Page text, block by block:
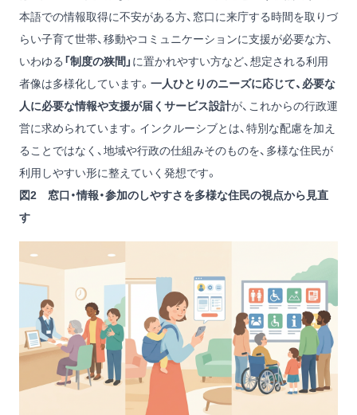
本語での情報取得に不安がある方、窓口に来庁する時間を取りづ
らい子育て世帯、移動やコミュニケーションに支援が必要な方、
いわゆる 「制度の狭間」 に置かれやすい方など、想定される利用
者像は多様化しています。 一人ひとりのニーズに応じて、必要な
人に必要な情報や支援が届くサービス設計が、これからの行政運
営に求められています。インクルーシブとは、特別な配慮を加え
ることではなく、地域や行政の仕組みそのものを、多様な住民が
利用しやすい形に整えていく発想です。
図2 窓口・情報・参加のしやすさを多様な住民の視点から見直
す